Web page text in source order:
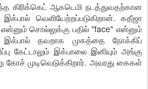
ஆகடெமி நடத்துவதற்கான
வெளியேற்றப்படுகிறான். கதீஜா
சொல்லுக்கு பதில் "face" என்னும்
இக்பால் தவறாக முகத்தை நோக்கிப்
கேட்டாலும் இக்பாலை இனியும் அங்கு
கோச் முடிவெடுக்கிறார். அவரது கைகள்